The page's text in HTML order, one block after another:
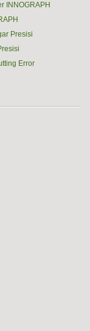
INNOGRAPH
Presisi
Error